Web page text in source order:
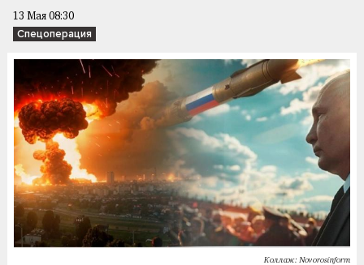
13 Мая 08:30
Спецоперация
Коллаж: Novorosinform